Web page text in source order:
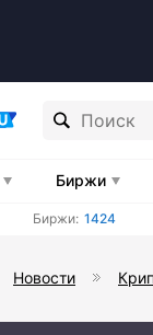
Биржи
Биржи: 1424
Новости